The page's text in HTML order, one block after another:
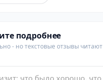
подробнее
- но текстовые отзывы читают